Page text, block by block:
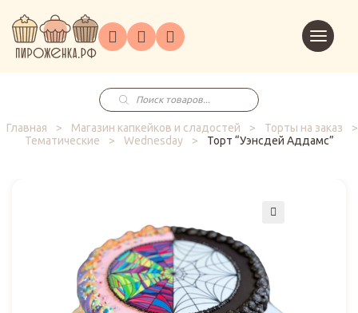
ГлавнаяКаталог
на
заказ
Праздники
Корпоративным
клиентам
в
корзину
Поиск
товаров
Главная
> Магазин капкейков и сладостей > Торты на заказ
>
Тематические
> Wednesday > Торт “Уэнсдей Аддамс”